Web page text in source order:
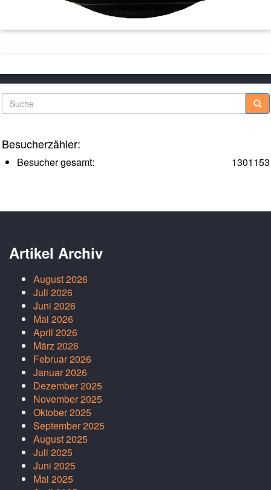
Suche
Besucherzähler:
1301153
Besucher gesamt:
Artikel Archiv
August 2026
Juli 2026
Juni 2026
Mai 2026
April 2026
März 2026
Februar 2026
Januar 2026
Dezember 2025
November 2025
Oktober 2025
September 2025
August 2025
Juli 2025
Juni 2025
Mai 2025